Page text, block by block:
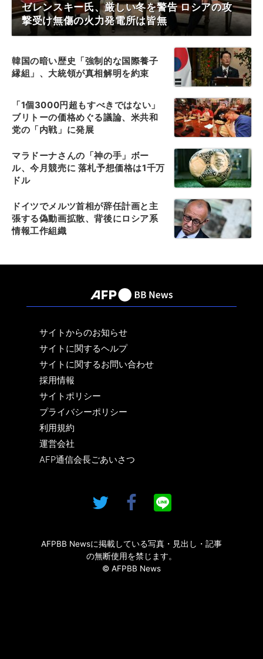
ゼレンスキー氏、厳しい冬を警告 ロシアの攻
撃受け無傷の火力発電所は皆無
韓国の暗い歴史「強制的な国際養子
縁組」、大統領が真相解明を約束
「1個3000円超もすべきではない」
ブリトーの価格めぐる議論、米共和
党の「内戦」に発展
マラドーナさんの「神の手」ボー
ル、今月競売に 落札予想価格は1千万
ドル
ドイツでメルツ首相が辞任計画と主
張する偽動画拡散、背後にロシア系
情報工作組織
サイトからのお知らせ
サイトに関するヘルプ
サイトに関するお問い合わせ
採用情報
サイトポリシー
プライバシーポリシー
利用規約
運営会社
AFP通信会長ごあいさつ
AFPBB Newsに掲載している写真・見出し・記事
の無断使用を禁じます。
© AFPBB News